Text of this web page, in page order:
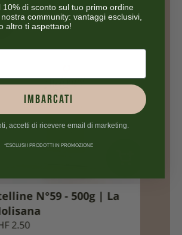
N°59 - 500g | La
10% di sconto sul tuo primo ordine
community: vantaggi esclusivi,
altro ti aspettano!
IMBARCATI
accetti di ricevere email di marketing.
*ESCLUSI I PRODOTTI IN PROMOZIONE